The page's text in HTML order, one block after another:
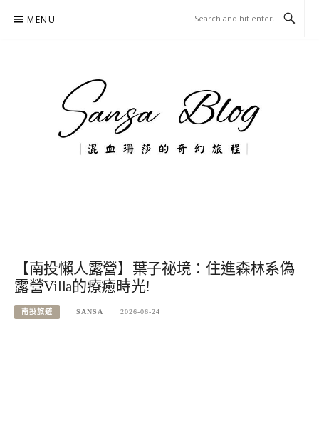
MENU
【南投懶人露營】葉子祕境：住進森林系偽
露營Villa的療癒時光!
南投旅遊 SANSA 2026-06-24